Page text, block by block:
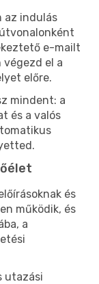
az indulás
e-mailt
el a
előre.
mindent: a
és a valós
és
működik, és
a
utazási